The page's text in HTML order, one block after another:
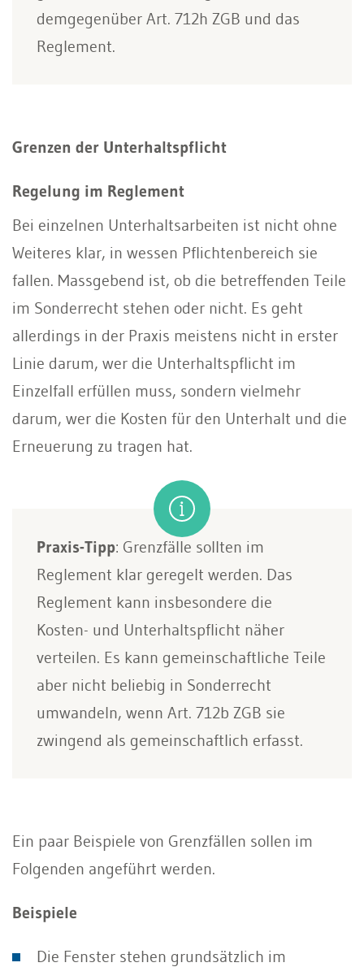
demgegenüber Art. 712h ZGB und das
Reglement.
Grenzen der Unterhaltspflicht
Regelung im Reglement
Bei einzelnen Unterhaltsarbeiten ist nicht ohne
Weiteres klar, in wessen Pflichtenbereich sie
fallen. Massgebend ist, ob die betreffenden Teile
im Sonderrecht stehen oder nicht. Es geht
allerdings in der Praxis meistens nicht in erster
Linie darum, wer die Unterhaltspflicht im
Einzelfall erfüllen muss, sondern vielmehr
darum, wer die Kosten für den Unterhalt und die
Erneuerung zu tragen hat.
Praxis-Tipp: Grenzfälle sollten im
Reglement klar geregelt werden. Das
Reglement kann insbesondere die
Kosten- und Unterhaltspflicht näher
verteilen. Es kann gemeinschaftliche Teile
aber nicht beliebig in Sonderrecht
umwandeln, wenn Art. 712b ZGB sie
zwingend als gemeinschaftlich erfasst.
Ein paar Beispiele von Grenzfällen sollen im
Folgenden angeführt werden.
Beispiele
Die Fenster stehen grundsätzlich im